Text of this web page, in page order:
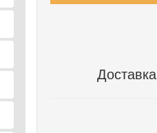
Доставка